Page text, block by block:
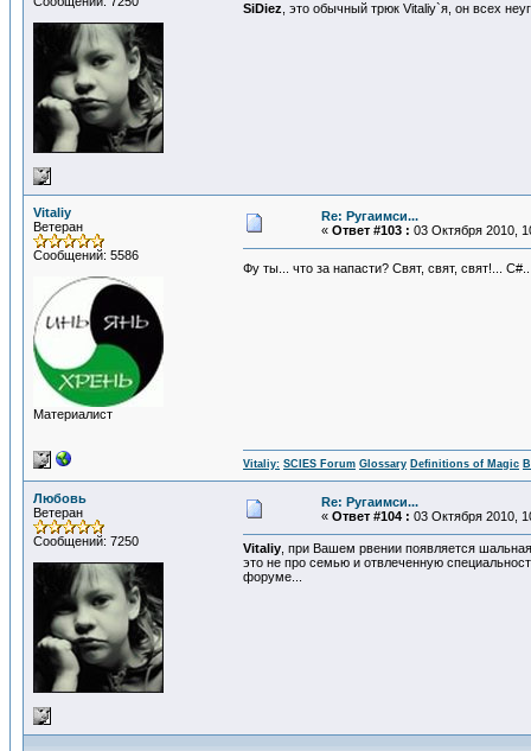
SiDiеz , это обычный трюк Vitaliy`я, он всех
Vitaliy
Ветеран
Сообщений: 5586
Материалист
Re: Ругаимси...
« Ответ #103 : 03 Октября 2010,
Фу ты... что за напасти? Свят, свят, свят!...
Vitaliy: SCIES Forum Glossary Definitions of Magic
Любовь
Ветеран
Сообщений: 7250
Re: Ругаимси...
« Ответ #104 : 03 Октября 2010,
Vitaliy , при Вашем рвении появляется
это не про семью и отвлеченную
форуме...